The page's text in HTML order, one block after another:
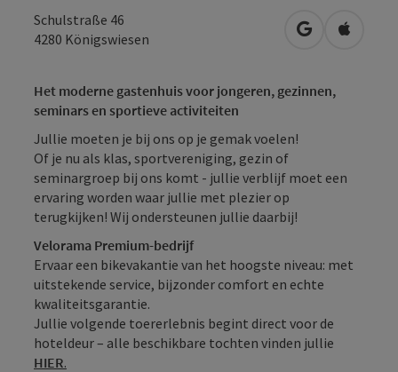
Schulstraße 46
4280 Königswiesen Openen in
Het moderne gastenhuis voor jongeren, gezinnen,
seminars en sportieve activiteiten
Jullie moeten je bij ons op je gemak voelen!
Of je nu als klas, sportvereniging, gezin of
seminargroep bij ons komt - jullie verblijf moet een
ervaring worden waar jullie met plezier op
terugkijken! Wij ondersteunen jullie daarbij!
Velorama Premium-bedrijf
Ervaar een bikevakantie van het hoogste niveau: met
uitstekende service, bijzonder comfort en echte
kwaliteitsgarantie.
Jullie volgende toererlebnis begint direct voor de
hoteldeur – alle beschikbare tochten vinden jullie
HIER.